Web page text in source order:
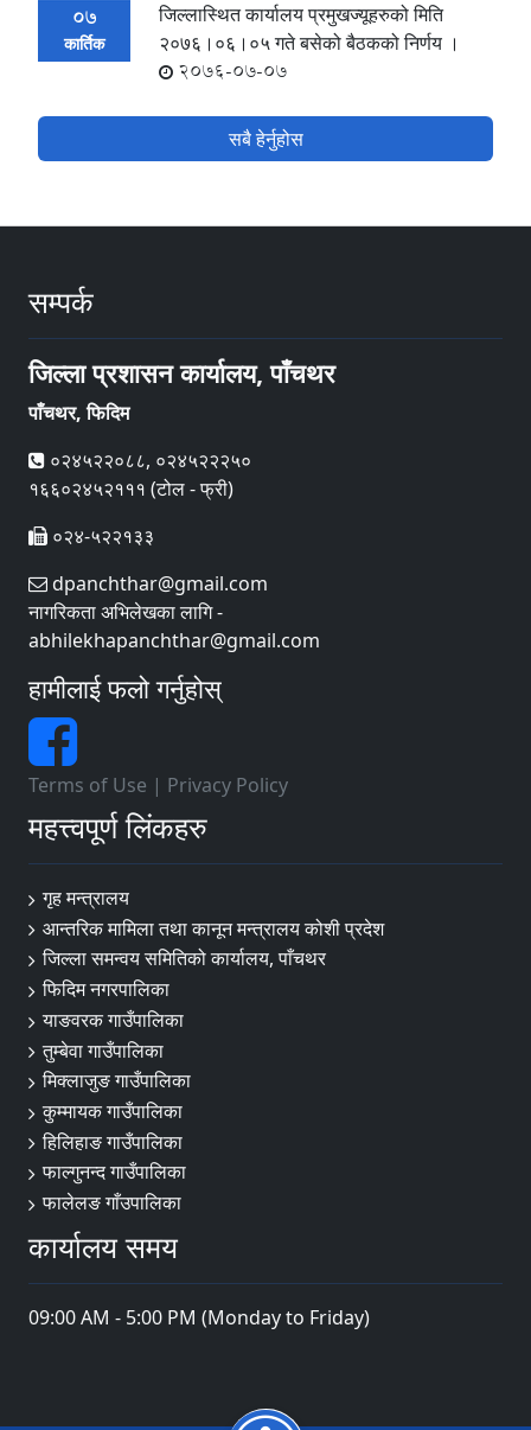
07
कार्तिक
जिल्लास्थित कार्यालय प्रमुखज्यूहरुको मिति
२०७६।०६।०५ गते बसेको बैठकको निर्णय ।
2076-07-07
सबै हेर्नुहोस
सम्पर्क
जिल्ला प्रशासन कार्यालय, पाँचथर
पाँचथर, फिदिम
०२४५२२०८८, ०२४५२२२५०
१६६०२४५२१११ (टोल - फ्री)
०२४-५२२१३३
dpanchthar@gmail.com
नागरिकता अभिलेखका लागि -
abhilekhapanchthar@gmail.com
हामीलाई फलो गर्नुहोस्
Terms of Use | Privacy Policy
महत्त्वपूर्ण लिंकहरु
गृह मन्त्रालय
आन्तरिक मामिला तथा कानून मन्त्रालय कोशी प्रदेश
जिल्ला समन्वय समितिको कार्यालय, पाँचथर
फिदिम नगरपालिका
याङवरक गाउँपालिका
तुम्बेवा गाउँपालिका
मिक्लाजुङ गाउँपालिका
कुम्मायक गाउँपालिका
हिलिहाङ गाउँपालिका
फाल्गुनन्द गाउँपालिका
फालेलङ गाँउपालिका
कार्यालय समय
09:00 AM - 5:00 PM (Monday to Friday)